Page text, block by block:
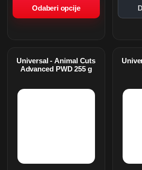
Odaberi opcije
Universal - Animal Cuts
Advanced PWD 255 g